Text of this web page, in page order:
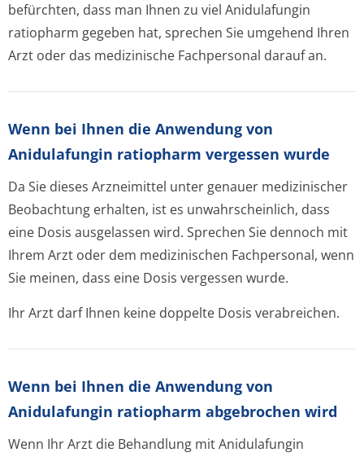
befürchten, dass man Ihnen zu viel Anidulafungin
ratiopharm gegeben hat, sprechen Sie umgehend Ihren
Arzt oder das medizinische Fachpersonal darauf an.
Wenn bei Ihnen die Anwendung von
Anidulafungin ratiopharm vergessen wurde
Da Sie dieses Arzneimittel unter genauer medizinischer
Beobachtung erhalten, ist es unwahrscheinlich, dass
eine Dosis ausgelassen wird. Sprechen Sie dennoch mit
Ihrem Arzt oder dem medizinischen Fachpersonal, wenn
Sie meinen, dass eine Dosis vergessen wurde.
Ihr Arzt darf Ihnen keine doppelte Dosis verabreichen.
Wenn bei Ihnen die Anwendung von
Anidulafungin ratiopharm abgebrochen wird
Wenn Ihr Arzt die Behandlung mit Anidulafungin